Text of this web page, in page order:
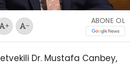
+ -
ABONE OL
Dr. Mustafa Canbey,